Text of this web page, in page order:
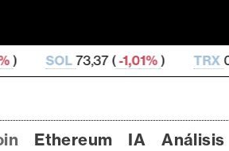
( -1,01% ) TRX0,326 821 (-
Ethereum IA Análisis